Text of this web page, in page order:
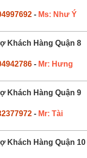
- Ms: Như Ý
Khách Hàng Quận 8
- Mr: Hưng
Khách Hàng Quận 9
- Mr: Tài
Khách Hàng Quận 10